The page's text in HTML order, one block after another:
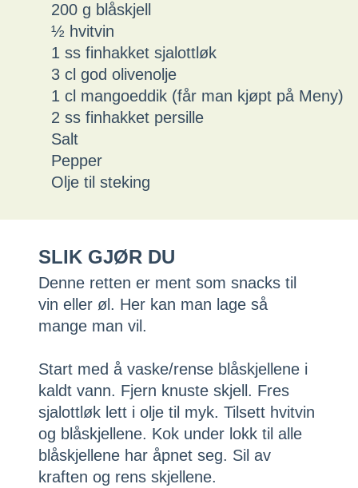
200 g blåskjell
½ hvitvin
1 ss finhakket sjalottløk
3 cl god olivenolje
1 cl mangoeddik (får man kjøpt på Meny)
2 ss finhakket persille
Salt
Pepper
Olje til steking
SLIK GJØR DU
Denne retten er ment som snacks til
vin eller øl. Her kan man lage så
mange man vil.
Start med å vaske/rense blåskjellene i
kaldt vann. Fjern knuste skjell. Fres
sjalottløk lett i olje til myk. Tilsett hvitvin
og blåskjellene. Kok under lokk til alle
blåskjellene har åpnet seg. Sil av
kraften og rens skjellene.